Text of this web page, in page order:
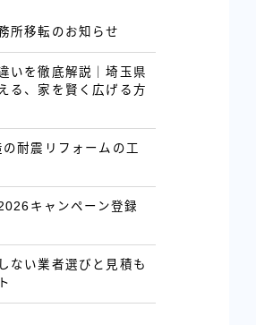
所移転のお知らせ
いを徹底解説｜埼玉県
る、家を賢く広げる方
耐震リフォームの工
キャンペーン登録
ない業者選びと見積も